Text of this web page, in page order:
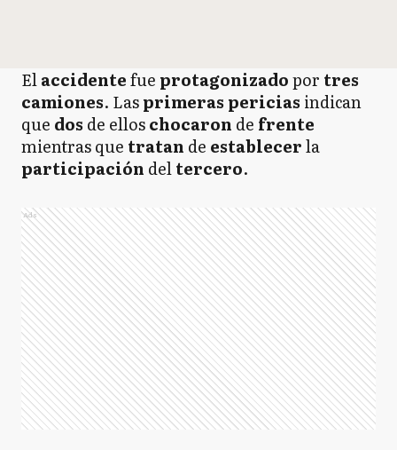
Elaccidentefue protagonizadopor tres
camiones. Lasprimeras pericias indican
que dos de elloschocaron de frente
mientras que tratan de establecerla
participación deltercero.
Ads